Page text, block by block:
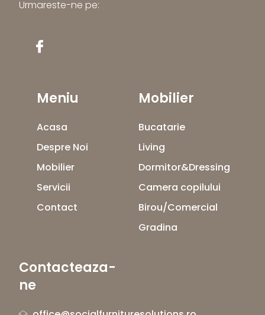
Urmareste-ne pe:
Meniu
Acasa
Despre Noi
Mobilier
Servicii
Contact
Mobilier
Bucatarie
Living
Dormitor&Dressing
Camera copilului
Birou/Comercial
Gradina
Contacteaza-
ne